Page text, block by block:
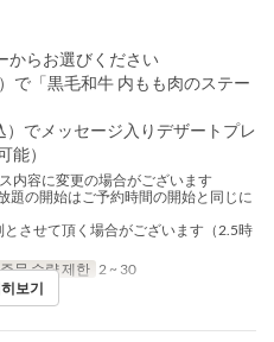
からお選びください
で「黒毛和牛 内もも肉のステー
でメッセージ入りデザートプレ
能）
内容に変更の場合がございます
題の開始はご予約時間の開始と同じに
させて頂く場合がございます（2.5時
주문 수량 제한 2 ~ 30
보기